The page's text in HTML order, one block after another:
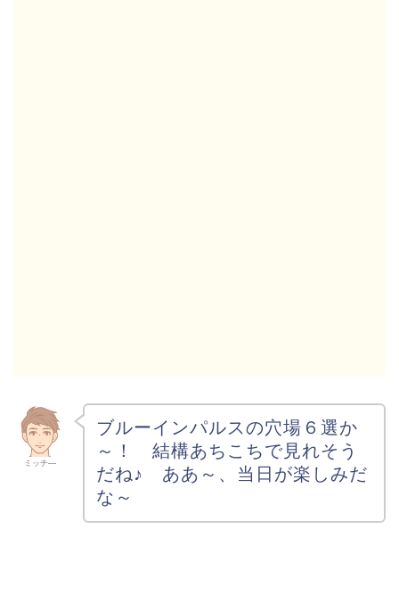
ミッチ―
ブルーインパルスの穴場６選か
～！ 結構あちこちで見れそう
だね♪ ああ～、当日が楽しみだ
な～